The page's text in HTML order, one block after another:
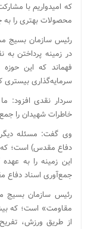
که امیدواریم با
محصولات بهتری را
رئیس سازمان بسیج
در زمینه پرداختن
فهماند که این
سرمایه‌گذاری بیستری
سردار نقدی افزود:
خاطرات شهیدان را
وی گفت: مسئله
دفاع مقدس) است؛ که
این زمینه را به
جمع‌آوری اسناد
رئیس سازمان بسیج
مقاومت» است؛ که
از طریق ورزش،